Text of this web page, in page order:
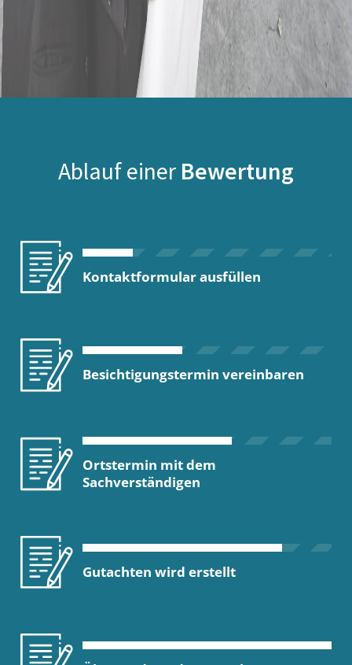
Ablauf einer Bewertung
Kontaktformular ausfüllen
Besichtigungstermin vereinbaren
Ortstermin mit dem
Sachverständigen
Gutachten wird erstellt